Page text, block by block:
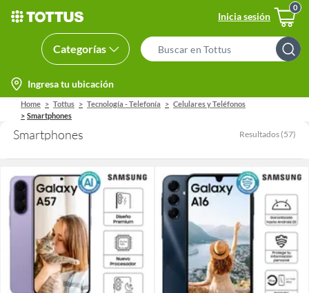
Inicia sesión
Categorías
Search
Bar
location-
icon
Ingresa tu ubicación
Home Tottus Tecnología - Telefonía
Celulares y Teléfonos
Smartphones
Smartphones Resultados (57)